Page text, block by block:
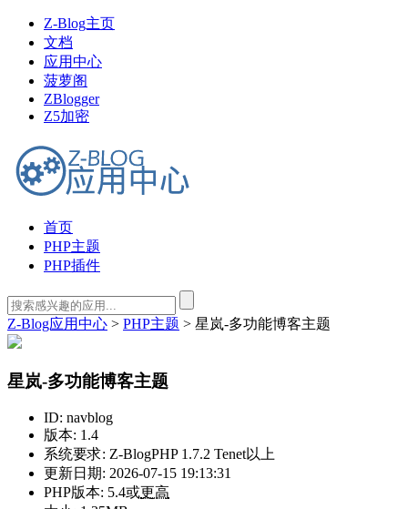
Z-Blog主页
文档
应用中心
菠萝阁
ZBlogger
Z5加密
首页
PHP主题
PHP插件
Z-Blog应用中心 > PHP主题 > 星岚-多功能博客主题
星岚-多功能博客主题
ID: navblog
版本: 1.4
系统要求: Z-BlogPHP 1.7.2 Tenet以上
更新日期: 2026-07-15 19:13:31
PHP版本: 5.4或更高